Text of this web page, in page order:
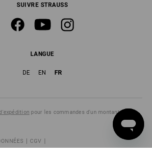
SUIVRE STRAUSS
LANGUE
DE EN FR
pour les commandes d'un montant
CGV